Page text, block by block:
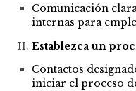
Comunicación
internas para
Establezca un
Contactos
iniciar el proceso